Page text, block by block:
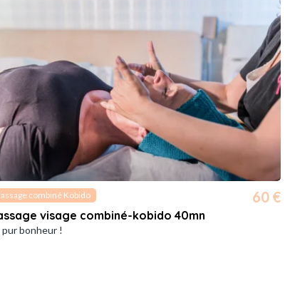
combiné Kobido
visage combiné-kobido 40mn
60 €
pur bonheur !